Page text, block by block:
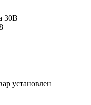
30В
установлен